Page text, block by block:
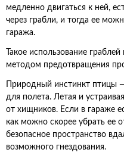
медленно двигаться к ней,
через грабли, и тогда ее
гаража.
Такое использование
методом предотвращения
Природный инстинкт птицы
для полета. Летая и
от хищников. Если в гараже
как можно скорее убрать ее
безопасное пространство
возможного гнездования.